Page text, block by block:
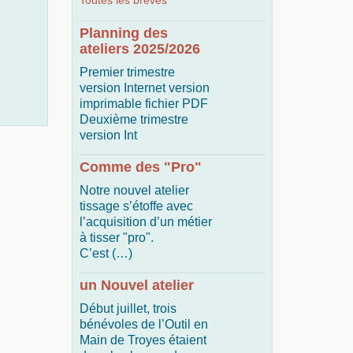
Planning des
ateliers 2025/2026
Premier trimestre
version Internet version
imprimable fichier PDF
Deuxième trimestre
version Int
Comme des "Pro"
Notre nouvel atelier
tissage s’étoffe avec
l’acquisition d’un métier
à tisser "pro".
C’est (…)
un Nouvel atelier
Début juillet, trois
bénévoles de l’Outil en
Main de Troyes étaient